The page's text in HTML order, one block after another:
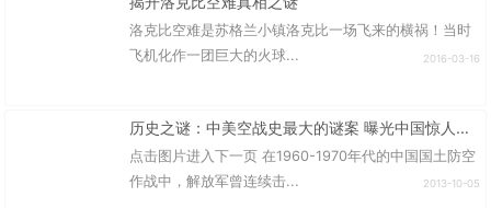
洛克比空难是苏格兰小镇洛克比一场飞来的横祸！当时
飞机化作一团巨大的火球...
2016-03-16
历史之谜：中美空战史最大的谜案 曝光中国惊人实力
点击图片进入下一页 在1960-1970年代的中国国土防空
作战中，解放军曾连续击...
2013-10-05